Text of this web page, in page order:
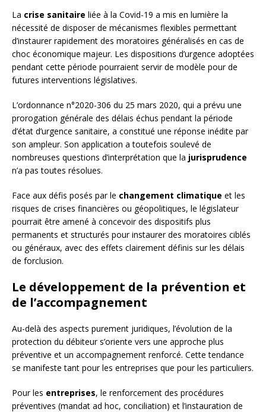
La crise sanitaire liée à la Covid-19 a mis en lumière la
nécessité de disposer de mécanismes flexibles permettant
d’instaurer rapidement des moratoires généralisés en cas de
choc économique majeur. Les dispositions d’urgence adoptées
pendant cette période pourraient servir de modèle pour de
futures interventions législatives.
L’ordonnance n°2020-306 du 25 mars 2020, qui a prévu une
prorogation générale des délais échus pendant la période
d’état d’urgence sanitaire, a constitué une réponse inédite par
son ampleur. Son application a toutefois soulevé de
nombreuses questions d’interprétation que la jurisprudence
n’a pas toutes résolues.
Face aux défis posés par le changement climatique et les
risques de crises financières ou géopolitiques, le législateur
pourrait être amené à concevoir des dispositifs plus
permanents et structurés pour instaurer des moratoires ciblés
ou généraux, avec des effets clairement définis sur les délais
de forclusion.
Le développement de la prévention et
de l’accompagnement
Au-delà des aspects purement juridiques, l’évolution de la
protection du débiteur s’oriente vers une approche plus
préventive et un accompagnement renforcé. Cette tendance
se manifeste tant pour les entreprises que pour les particuliers.
Pour les entreprises, le renforcement des procédures
préventives (mandat ad hoc, conciliation) et l’instauration de